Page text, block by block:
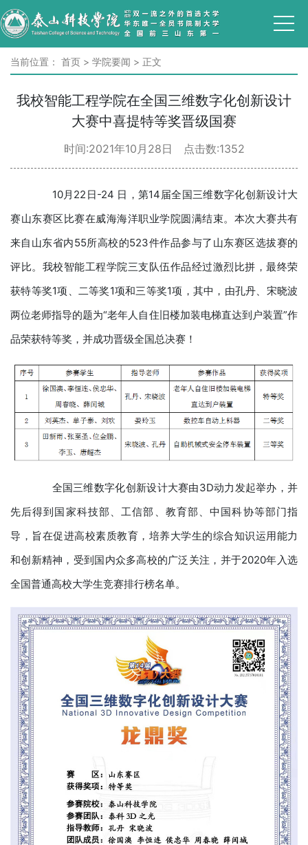
当前位置： 首页 > 学院要闻 > 正文
我校智能工程学院在全国三维数字化创新设计
大赛中喜提特等奖晋级国赛
时间:2021年10月28日 点击数:1352
10月22日-24 日，第14届全国三维数字化创新设计大
赛山东赛区比赛在威海海洋职业学院圆满结束。本次大赛共有
来自山东省内55所高校的523件作品参与了山东赛区选拔赛的
评比。我校智能工程学院三支队伍作品经过激烈比拼，最终荣
获特等奖1项、二等奖1项和三等奖1项，其中，由孔丹、宋晓波
两位老师指导的题为“老年人自住旧楼加装电梯直达到户装置”作
品荣获特等奖，并成功晋级全国总决赛！
全国三维数字化创新设计大赛由3D动力发起举办，并
先后得到国家科技部、工信部、教育部、中国科协等部门指
导，旨在促进高校素质教育，培养大学生的综合知识运用能力
和创新精神，受到国内众多高校的广泛关注，并于2020年入选
全国普通高校大学生竞赛排行榜名单。